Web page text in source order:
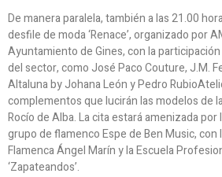
De manera paralela, también a las 21.00
desfile de moda ‘Renace’, organizado por
Ayuntamiento de Gines, con la
del sector, como José Paco Couture, J.M.
Altaluna by Johana León y Pedro
complementos que lucirán las modelos de
Rocío de Alba. La cita estará amenizada
grupo de flamenco Espe de Ben Music, con
Flamenca Ángel Marín y la Escuela
‘Zapateandos’.